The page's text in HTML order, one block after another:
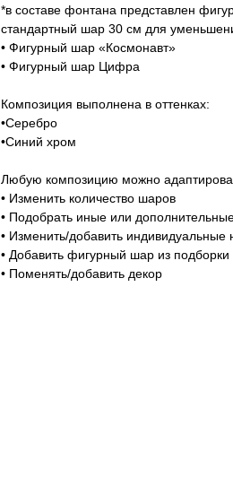
*в составе фонтана представлен
стандартный шар 30 см для
• Фигурный шар «Космонавт»
• Фигурный шар Цифра
Композиция выполнена в оттенках:
•Серебро
•Синий хром
Любую композицию можно
• Изменить количество шаров
• Подобрать иные или
• Изменить/добавить
• Добавить фигурный шар из подборки
• Поменять/добавить декор